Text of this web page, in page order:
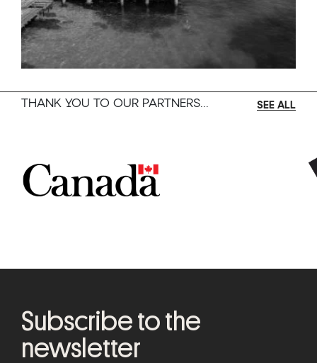
THANK YOU TO OUR PARTNERS... SEE ALL
Subscribe to the
newsletter